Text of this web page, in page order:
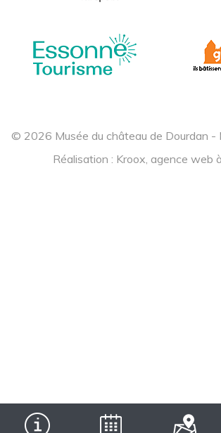
© 2026 Musée du château de Dourdan -
Réalisation : Kroox, agence web